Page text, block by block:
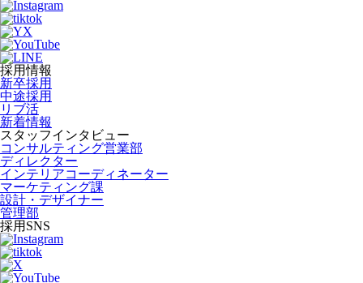
採用情報
新卒採用
中途採用
リブ活
新着情報
スタッフインタビュー
コンサルティング営業部
ディレクター
インテリアコーディネーター
マーケティング課
設計・デザイナー
管理部
採用SNS